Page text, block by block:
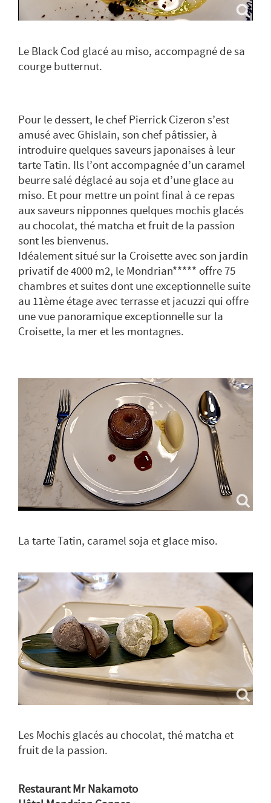
Le Black Cod glacé au miso, accompagné de sa
courge butternut.
Pour le dessert, le chef Pierrick Cizeron s’est
amusé avec Ghislain, son chef pâtissier, à
introduire quelques saveurs japonaises à leur
tarte Tatin. Ils l’ont accompagnée d’un caramel
beurre salé déglacé au soja et d’une glace au
miso. Et pour mettre un point final à ce repas
aux saveurs nipponnes quelques mochis glacés
au chocolat, thé matcha et fruit de la passion
sont les bienvenus.
Idéalement situé sur la Croisette avec son jardin
privatif de 4000 m2, le Mondrian***** offre 75
chambres et suites dont une exceptionnelle suite
au 11ème étage avec terrasse et jacuzzi qui offre
une vue panoramique exceptionnelle sur la
Croisette, la mer et les montagnes.
La tarte Tatin, caramel soja et glace miso.
Les Mochis glacés au chocolat, thé matcha et
fruit de la passion.
Restaurant Mr Nakamoto